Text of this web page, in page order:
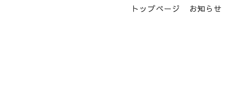
トップページ お知らせ